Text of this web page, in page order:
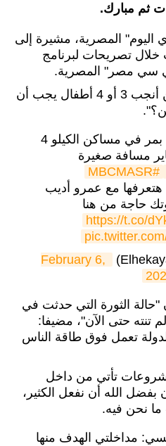
ثم مبارك.
اليوم" المصرية، مشيرة إلى
تصريحات لبرنامج
سي مصر" المصرية.
وقال السيسي إن أي مواطن أنجب 3 أو 4 أطفال يجب أن
الرئيس السيسي: وأنا بمر في مساكن الكيلو 4
مسافة صغيرة
#MBCMASR
هتعرفها مع عمرو أديب
حاجة من هنا
https://t.co/
February 6,
"حالة الثورة التي حدثت في
25 يناير/ كانون الثاني 2011 لم تنته حتى الآن"، مضيفا:
تعمل فوق طاقة الناس
تأتي من داخل
بفضل الله أن نفعل الكثير،
ما نحن فيه.
مداخلتي الهدف منها